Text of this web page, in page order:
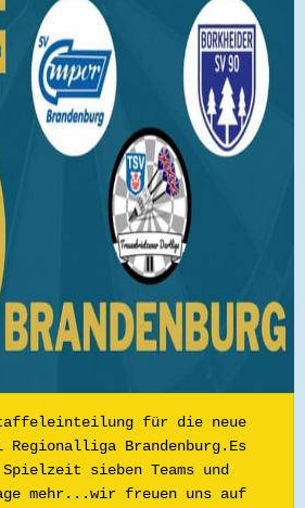
für die neue
Regionalliga Brandenburg.Es
sieben Teams und
mehr...wir freuen uns auf